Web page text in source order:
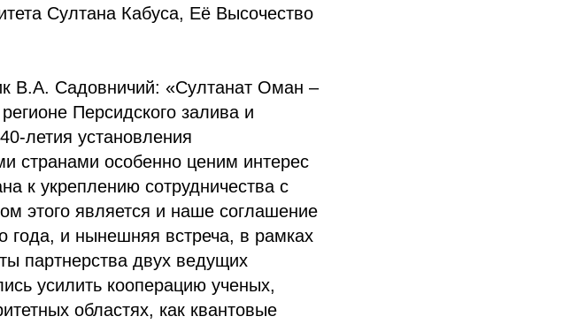
Султана Кабуса, Её Высочество
В.А. Садовничий: «Султанат Оман –
Персидского залива и
летия установления
странами особенно ценим интерес
к укреплению сотрудничества с
этого является и наше соглашение
года, и нынешняя встреча, в рамках
партнерства двух ведущих
усилить кооперацию ученых,
областях, как квантовые